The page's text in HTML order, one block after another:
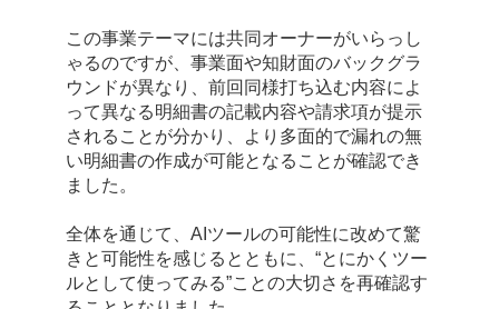
この事業テーマには共同オーナーがいらっし
ゃるのですが、事業面や知財面のバックグラ
ウンドが異なり、前回同様打ち込む内容によ
って異なる明細書の記載内容や請求項が提示
されることが分かり、より多面的で漏れの無
い明細書の作成が可能となることが確認でき
ました。
全体を通じて、AIツールの可能性に改めて驚
きと可能性を感じるとともに、“とにかくツー
ルとして使ってみる”ことの大切さを再確認す